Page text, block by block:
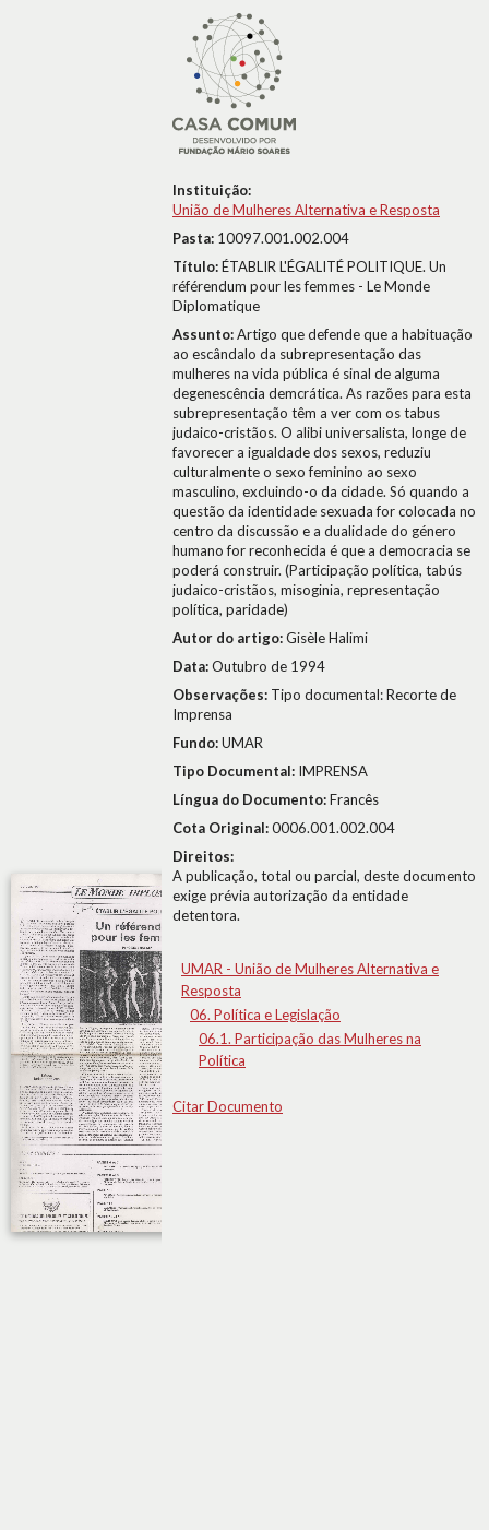
Instituição:
União de Mulheres Alternativa e Resposta
Pasta: 10097.001.002.004
Título:ÉTABLIR L'ÉGALITÉ POLITIQUE. Un
référendum pour les femmes - Le Monde
Diplomatique
Assunto:Artigo que defende que a habituação
ao escândalo da subrepresentação das
mulheres na vida pública é sinal de alguma
degenescência demcrática. As razões para esta
subrepresentação têm a ver com os tabus
judaico-cristãos. O alibi universalista, longe de
favorecer a igualdade dos sexos, reduziu
culturalmente o sexo feminino ao sexo
masculino, excluindo-o da cidade. Só quando a
questão da identidade sexuada for colocada no
centro da discussão e a dualidade do género
humano for reconhecida é que a democracia se
poderá construir. (Participação política, tabús
judaico-cristãos, misoginia, representação
política, paridade)
Autor do artigo:Gisèle Halimi
Data:Outubro de 1994
Observações: Tipo documental: Recorte de
Imprensa
Fundo:UMAR
Tipo Documental: IMPRENSA
Língua do Documento:Francês
Cota Original:0006.001.002.004
Direitos:
A publicação, total ou parcial, deste documento
exige prévia autorização da entidade
detentora.
UMAR - União de Mulheres Alternativa e
Resposta
06. Política e Legislação
06.1. Participação das Mulheres na
Política
Citar Documento